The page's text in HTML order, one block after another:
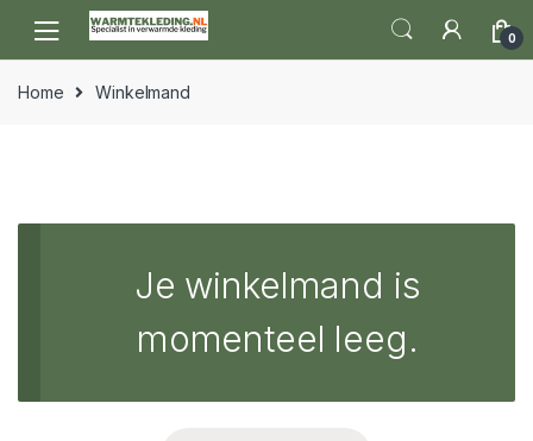
Skip to navigation
Skip to content
0
Home Winkelmand
Je winkelmand is
momenteel leeg.